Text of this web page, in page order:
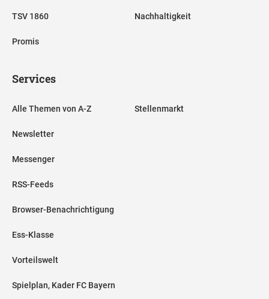
TSV 1860
Promis
Nachhaltigkeit
Services
Alle Themen von A-Z
Newsletter
Messenger
RSS-Feeds
Browser-Benachrichtigung
Ess-Klasse
Vorteilswelt
Spielplan, Kader FC Bayern
Stellenmarkt